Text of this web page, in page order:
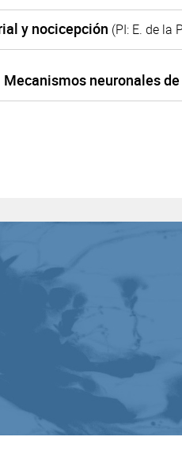
y nocicepción (PI: E. de la
neuronales